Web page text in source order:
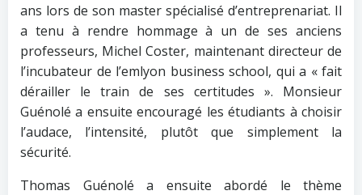
ans lors de son master spécialisé d’entreprenariat. Il
a tenu à rendre hommage à un de ses anciens
professeurs, Michel Coster, maintenant directeur de
l’incubateur de l’emlyon business school, qui a « fait
dérailler le train de ses certitudes ». Monsieur
Guénolé a ensuite encouragé les étudiants à choisir
l’audace, l’intensité, plutôt que simplement la
sécurité.
Thomas Guénolé a ensuite abordé le thème